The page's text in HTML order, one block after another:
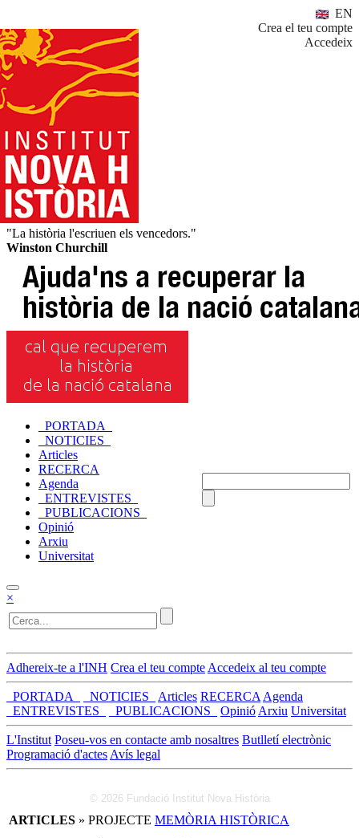
EN
Crea el teu compte
Accedeix
"La història l'escriuen els vencedors."
Winston Churchill
_PORTADA_
_NOTICIES_
Articles
RECERCA
Agenda
_ENTREVISTES_
_PUBLICACIONS_
Opinió
Arxiu
Universitat
×
Adhereix-te a l'INH Crea el teu compte Accedeix al teu compte
_PORTADA_ _NOTICIES_ Articles RECERCA Agenda
_ENTREVISTES_
_PUBLICACIONS_ Opinió Arxiu Universitat
L'Institut Poseu-vos en contacte amb nosaltres Butlletí electrònic
Programació d'actes Avís legal
© 2026 Fundació Institut Nova Història
ARTICLES » PROJECTE MEMÒRIA HISTÒRICA